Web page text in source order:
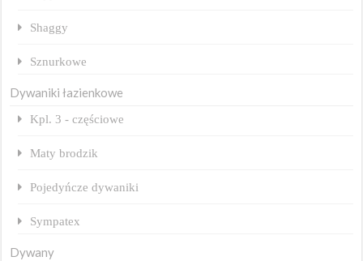
Shaggy
Sznurkowe
Dywaniki łazienkowe
Kpl. 3 - częściowe
Maty brodzik
Pojedyńcze dywaniki
Sympatex
Dywany